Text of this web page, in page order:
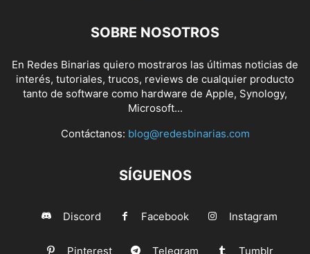
SOBRE NOSOTROS
En Redes Binarias quiero mostraros las últimas noticias de
interés, tutoriales, trucos, reviews de cualquier producto
tanto de software como hardware de Apple, Synology,
Microsoft...
Contáctanos: blog@redesbinarias.com
SÍGUENOS
Discord Facebook Instagram
Pinterest Telegram Tumblr